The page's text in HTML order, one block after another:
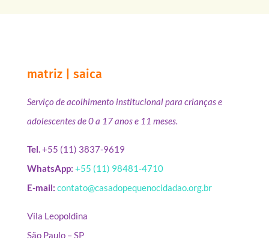
matriz | saica
Serviço de acolhimento institucional para crianças e
adolescentes de 0 a 17 anos e 11 meses.
Tel.+55 (11) 3837-9619
WhatsApp: +55 (11) 98481-4710
E-mail: contato@casadopequenocidadao.org.br
Vila Leopoldina
São Paulo – SP